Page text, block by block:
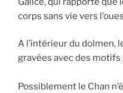
corps sans vie vers
A l’intérieur du dolmen,
gravées avec des
Possiblement le Chan